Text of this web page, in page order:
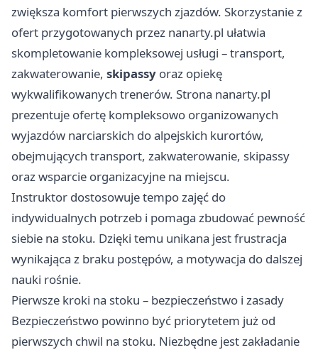
zwiększa komfort pierwszych zjazdów. Skorzystanie z
ofert przygotowanych przez nanarty.pl ułatwia
skompletowanie kompleksowej usługi – transport,
zakwaterowanie, skipassy oraz opiekę
wykwalifikowanych trenerów. Strona nanarty.pl
prezentuje ofertę kompleksowo organizowanych
wyjazdów narciarskich do alpejskich kurortów,
obejmujących transport, zakwaterowanie, skipassy
oraz wsparcie organizacyjne na miejscu.
Instruktor dostosowuje tempo zajęć do
indywidualnych potrzeb i pomaga zbudować pewność
siebie na stoku. Dzięki temu unikana jest frustracja
wynikająca z braku postępów, a motywacja do dalszej
nauki rośnie.
Pierwsze kroki na stoku – bezpieczeństwo i zasady
Bezpieczeństwo powinno być priorytetem już od
pierwszych chwil na stoku. Niezbędne jest zakładanie